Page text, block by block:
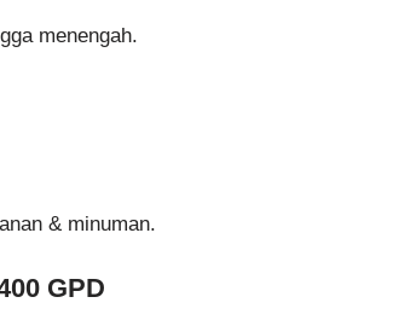
menengah.
& minuman.
GPD